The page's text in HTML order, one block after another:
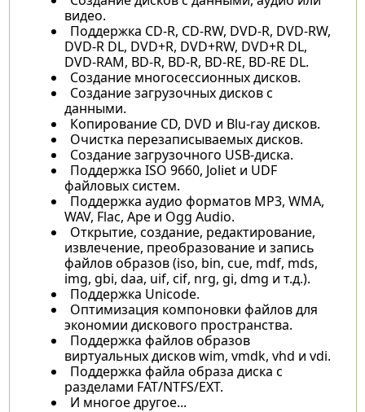
видео.
Поддержка CD-R, CD-RW, DVD-R, DVD-RW,
DVD-R DL, DVD+R, DVD+RW, DVD+R DL,
DVD-RAM, BD-R, BD-R, BD-RE, BD-RE DL.
Создание многосессионных дисков.
Создание загрузочных дисков с
данными.
Копирование CD, DVD и Blu-ray дисков.
Очистка перезаписываемых дисков.
Создание загрузочного USB-диска.
Поддержка ISO 9660, Joliet и UDF
файловых систем.
Поддержка аудио форматов MP3, WMA,
WAV, Flac, Ape и Ogg Audio.
Открытие, создание, редактирование,
извлечение, преобразование и запись
файлов образов (iso, bin, cue, mdf, mds,
img, gbi, daa, uif, cif, nrg, gi, dmg и т.д.).
Поддержка Unicode.
Оптимизация компоновки файлов для
экономии дискового пространства.
Поддержка файлов образов
виртуальных дисков wim, vmdk, vhd и vdi.
Поддержка файла образа диска с
разделами FAT/NTFS/EXT.
И многое другое...